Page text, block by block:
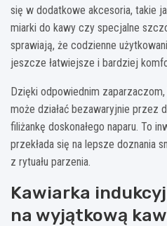
się w dodatkowe akcesoria, takie
miarki do kawy czy specjalne
sprawiają, że codzienne
jeszcze łatwiejsze i bardziej
Dzięki odpowiednim
może działać bezawaryjnie przez
filiżankę doskonałego naparu. To
przekłada się na lepsze doznania
z rytuału parzenia.
Kawiarka
na wyjątkową